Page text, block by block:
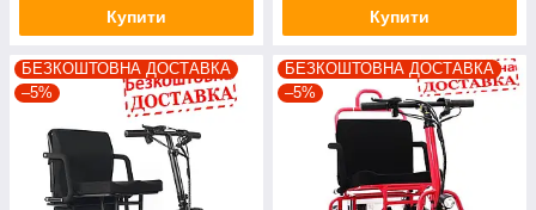
Купити Купити
БЕЗКОШТОВНА ДОСТАВКА
–5%
БЕЗКОШТОВНА ДОСТАВКА
–5%